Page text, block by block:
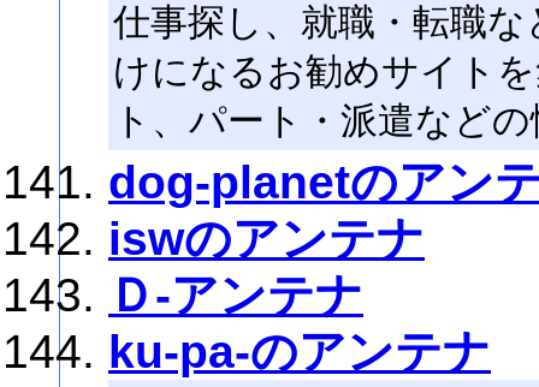
仕事探し、就職・転職
けになるお勧めサイト
ト、パート・派遣など
dog-planetのアン
iswのアンテナ
Ｄ-アンテナ
ku-pa-のアンテナ